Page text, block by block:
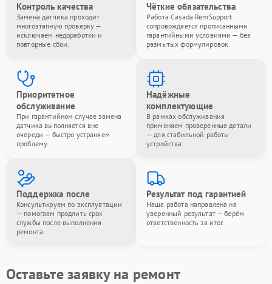
Контроль качества
Замена датчика проходит
многоэтапную проверку —
исключаем недоработки и
повторные сбои.
Чёткие обязательства
Работа Casada RemSupport
сопровождается прописанными
гарантийными условиями — без
размытых формулировок.
Приоритетное
обслуживание
При гарантийном случае замена
датчика выполняется вне
очереди — быстро устраняем
проблему.
Надёжные
комплектующие
В рамках обслуживания
применяем проверенные детали
— для стабильной работы
устройства.
Поддержка после
Консультируем по эксплуатации
— помогаем продлить срок
службы после выполнения
ремонта.
Результат под гарантией
Наша работа направлена на
уверенный результат — берём
ответственность за итог.
Оставьте заявку на ремонт